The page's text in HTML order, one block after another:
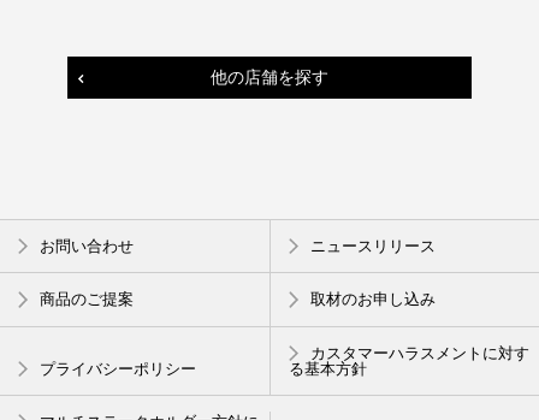
ラゴム 朝用 / 夜用洗顔料
「トリートメントハンドクリー
ム」シリーズ
他の店舗を探す
お問い合わせ ニュースリリース
商品のご提案 取材のお申し込み
プライバシーポリシー
カスタマーハラスメントに対す
る基本方針